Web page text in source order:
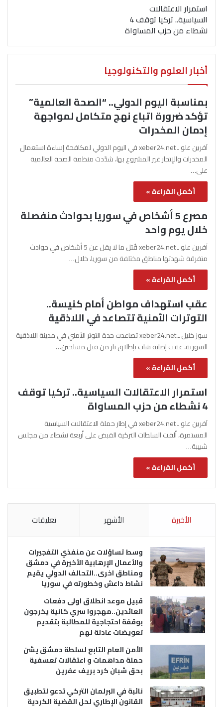
استمرار الاعتقالات
السياسية.. تركيا توقف 4
نشطاء من حزب المساواة
أخبار العلوم والتكنولوجيا
بمناسبة اليوم الدولي.. “الصحة العالمية”
تؤكد ضرورة اتباع نهج متكامل لمواجهة
إدمان المخدرات
آفرين علو ـ xeber24.net في اليوم الدولي لمكافحة إساءة استعمال
المخدرات والإتجار غير المشروع بها، شدّدت منظمة الصحة العالمية
على…
أكمل القراءة »
مصرع 5 أشخاص في سوريا بحوادث منفصلة
خلال يوم واحد
آفرين علو ـ xeber24.net قُتل ما لا يقل عن 5 أشخاص في حوادث
متفرقة شهدتها مناطق مختلفة من سوريا، خلال…
أكمل القراءة »
عقب استهداف مواطن أمام كنيسة..
التوترات الأمنية تتصاعد في اللاذقية
سوز خليل ـ xeber24.net تصاعدت حدة التوتر الأمني في مدينة اللاذقية
السورية، عقب إصابة شاب بإطلاق نار من قبل مسلحين…
أكمل القراءة »
استمرار الاعتقالات السياسية.. تركيا توقف
4 نشطاء من حزب المساواة
آفرين علو ـ xeber24.net في إطار حملة الاعتقالات السياسية
المستمرة، ألقت السلطات التركية القبض على أربعة نشطاء من مجلس
شبيبة…
أكمل القراءة »
الأخيرة الأشهر تعليقات
وسط تساؤلات عن منفذي التفجيرات
والأعمال الإرهابية الأخيرة في دمشق
ومناطق اخرى..التحالف الدولي يقيم
نشاط داعش وخطورته في سوريا
قبيل موعد انطلاق اولى دفعات
العائدين..مهجروا سري كانية يخرجون
بوقفة احتجاجية للمطالبة بتقديم
تعويضات عادلة لهم
الأمن العام التابع لسلطة دمشق يشن
حملة مداهمات و اعتقالات تعسفية
بحق شبان كرد بريف عفرين
نائبة في البرلمان التركي تدعو لتطبيق
القانون الإطاري لحل القضية الكردية